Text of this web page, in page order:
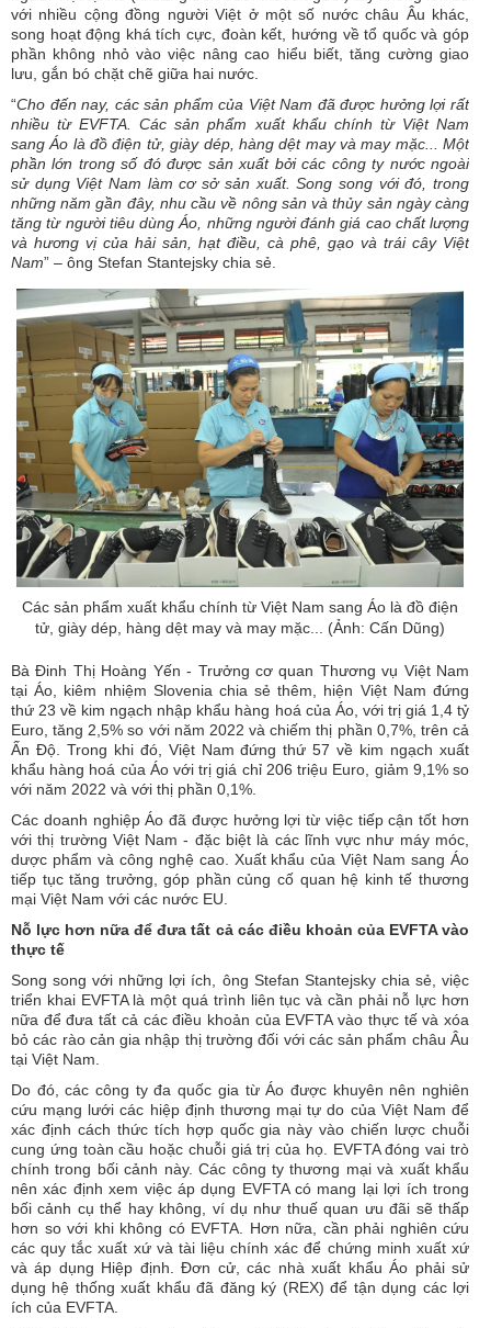
với nhiều cộng đồng người Việt ở một số nước châu Âu khác,
song hoạt động khá tích cực, đoàn kết, hướng về tổ quốc và góp
phần không nhỏ vào việc nâng cao hiểu biết, tăng cường giao
lưu, gắn bó chặt chẽ giữa hai nước.
“Cho đến nay, các sản phẩm của Việt Nam đã được hưởng lợi rất
nhiều từ EVFTA. Các sản phẩm xuất khẩu chính từ Việt Nam
sang Áo là đồ điện tử, giày dép, hàng dệt may và may mặc... Một
phần lớn trong số đó được sản xuất bởi các công ty nước ngoài
sử dụng Việt Nam làm cơ sở sản xuất. Song song với đó, trong
những năm gần đây, nhu cầu về nông sản và thủy sản ngày càng
tăng từ người tiêu dùng Áo, những người đánh giá cao chất lượng
và hương vị của hải sản, hạt điều, cà phê, gạo và trái cây Việt
Nam” – ông Stefan Stantejsky chia sẻ.
Các sản phẩm xuất khẩu chính từ Việt Nam sang Áo là đồ điện
tử, giày dép, hàng dệt may và may mặc... (Ảnh: Cấn Dũng)
Bà Đinh Thị Hoàng Yến - Trưởng cơ quan Thương vụ Việt Nam
tại Áo, kiêm nhiệm Slovenia chia sẻ thêm, hiện Việt Nam đứng
thứ 23 về kim ngạch nhập khẩu hàng hoá của Áo, với trị giá 1,4 tỷ
Euro, tăng 2,5% so với năm 2022 và chiếm thị phần 0,7%, trên cả
Ấn Độ. Trong khi đó, Việt Nam đứng thứ 57 về kim ngạch xuất
khẩu hàng hoá của Áo với trị giá chỉ 206 triệu Euro, giảm 9,1% so
với năm 2022 và với thị phần 0,1%.
Các doanh nghiệp Áo đã được hưởng lợi từ việc tiếp cận tốt hơn
với thị trường Việt Nam - đặc biệt là các lĩnh vực như máy móc,
dược phẩm và công nghệ cao. Xuất khẩu của Việt Nam sang Áo
tiếp tục tăng trưởng, góp phần củng cố quan hệ kinh tế thương
mại Việt Nam với các nước EU.
Nỗ lực hơn nữa để đưa tất cả các điều khoản của EVFTA vào
thực tế
Song song với những lợi ích, ông Stefan Stantejsky chia sẻ, việc
triển khai EVFTA là một quá trình liên tục và cần phải nỗ lực hơn
nữa để đưa tất cả các điều khoản của EVFTA vào thực tế và xóa
bỏ các rào cản gia nhập thị trường đối với các sản phẩm châu Âu
tại Việt Nam.
Do đó, các công ty đa quốc gia từ Áo được khuyên nên nghiên
cứu mạng lưới các hiệp định thương mại tự do của Việt Nam để
xác định cách thức tích hợp quốc gia này vào chiến lược chuỗi
cung ứng toàn cầu hoặc chuỗi giá trị của họ. EVFTA đóng vai trò
chính trong bối cảnh này. Các công ty thương mại và xuất khẩu
nên xác định xem việc áp dụng EVFTA có mang lại lợi ích trong
bối cảnh cụ thể hay không, ví dụ như thuế quan ưu đãi sẽ thấp
hơn so với khi không có EVFTA. Hơn nữa, cần phải nghiên cứu
các quy tắc xuất xứ và tài liệu chính xác để chứng minh xuất xứ
và áp dụng Hiệp định. Đơn cử, các nhà xuất khẩu Áo phải sử
dụng hệ thống xuất khẩu đã đăng ký (REX) để tận dụng các lợi
ích của EVFTA.